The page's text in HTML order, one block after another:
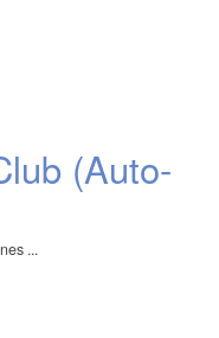
(Auto-
...